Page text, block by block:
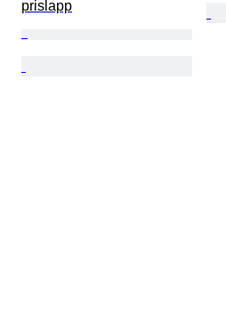
prislapp